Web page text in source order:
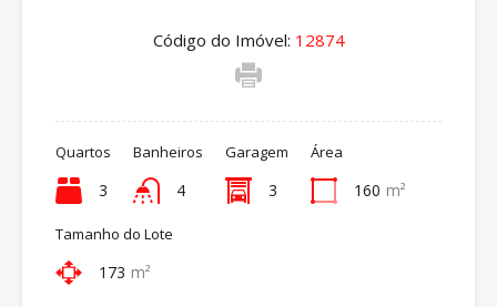
Código do Imóvel: 12874
Quartos
3
Banheiros
4
Garagem
3
Área
160 m²
Tamanho do Lote
173 m²